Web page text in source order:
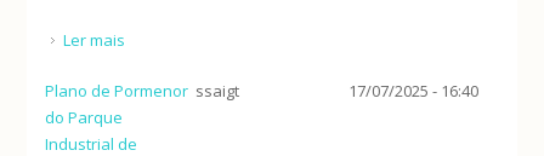
Ler mais
Plano de Pormenor
do Parque
Industrial de
ssaigt 17/07/2025 - 16:40